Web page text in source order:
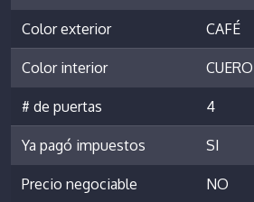
Color exterior CAFÉ
Color interior
# de puertas 4
Ya pagó impuestos SI
Precio negociable NO